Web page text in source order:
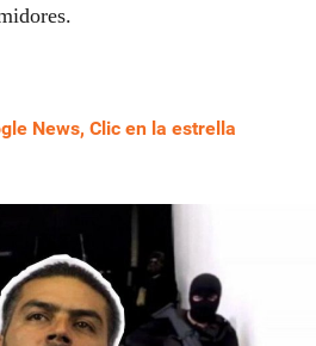
News, Clic en la estrella